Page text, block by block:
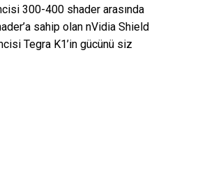
300-400 shader arasında
sahip olan nVidia Shield
Tegra K1’in gücünü siz